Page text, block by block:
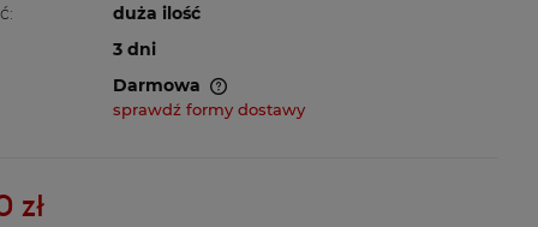
duża ilość
3 dni
Darmowa
sprawdź formy dostawy
zł